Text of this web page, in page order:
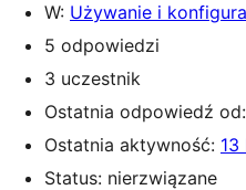
W: Używanie i
5 odpowiedzi
3 uczestnik
Ostatnia odpowiedź od:
Ostatnia aktywność: 13
Status: nierzwiązane